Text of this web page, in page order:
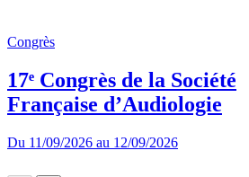
Congrès
17ᵉ Congrès de la Société
Française d’Audiologie
Du 11/09/2026 au 12/09/2026